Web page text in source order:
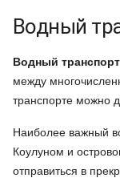
Водный
Водный
между
транспорте можно
Наиболее важный
Коулуном и
отправиться в